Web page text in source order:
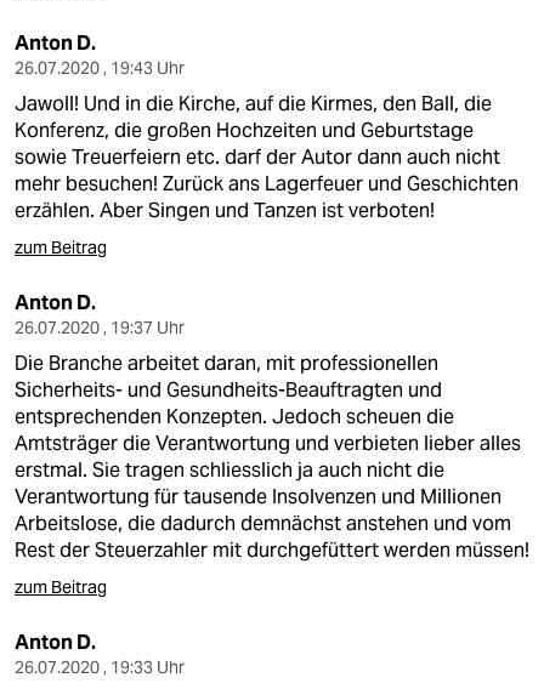
veranstaltungen
shop
fragen & hilfe
unterstützen
abo
genossenschaft
epaper login
Anton D.
26.07.2020 , 19:43 Uhr
Jawoll! Und in die Kirche, auf die Kirmes, den Ball, die
Konferenz, die großen Hochzeiten und Geburtstage
sowie Treuerfeiern etc. darf der Autor dann auch nicht
mehr besuchen! Zurück ans Lagerfeuer und Geschichten
erzählen. Aber Singen und Tanzen ist verboten!
zum Beitrag
Anton D.
26.07.2020 , 19:37 Uhr
Die Branche arbeitet daran, mit professionellen
Sicherheits- und Gesundheits-Beauftragten und
entsprechenden Konzepten. Jedoch scheuen die
Amtsträger die Verantwortung und verbieten lieber alles
erstmal. Sie tragen schliesslich ja auch nicht die
Verantwortung für tausende Insolvenzen und Millionen
Arbeitslose, die dadurch demnächst anstehen und vom
Rest der Steuerzahler mit durchgefüttert werden müssen!
zum Beitrag
Anton D.
26.07.2020 , 19:33 Uhr